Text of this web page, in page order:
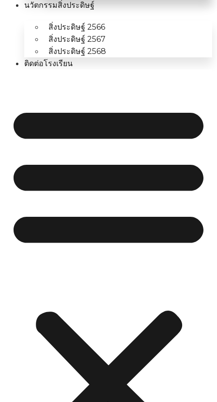
นวัตกรรมสิ่งประดิษฐ์
สิ่งประดิษฐ์ 2566
สิ่งประดิษฐ์ 2567
สิ่งประดิษฐ์ 2568
ติดต่อโรงเรียน